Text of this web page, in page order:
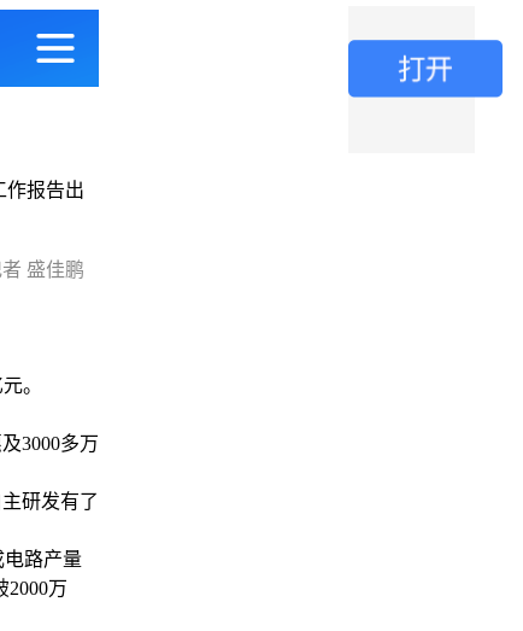
报告出
盛佳鹏
。
3000多万
研发有了
路产量
2000万